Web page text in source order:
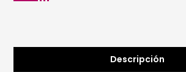
Descripción